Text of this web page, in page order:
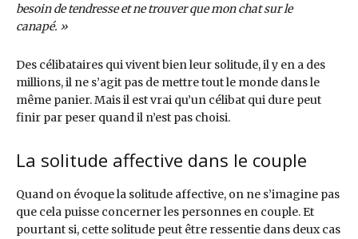
besoin de tendresse et ne trouver que mon chat sur le
canapé. »
Des célibataires qui vivent bien leur solitude, il y en a des
millions, il ne s’agit pas de mettre tout le monde dans le
même panier. Mais il est vrai qu’un célibat qui dure peut
finir par peser quand il n’est pas choisi.
La solitude affective dans le couple
Quand on évoque la solitude affective, on ne s’imagine pas
que cela puisse concerner les personnes en couple. Et
pourtant si, cette solitude peut être ressentie dans deux cas